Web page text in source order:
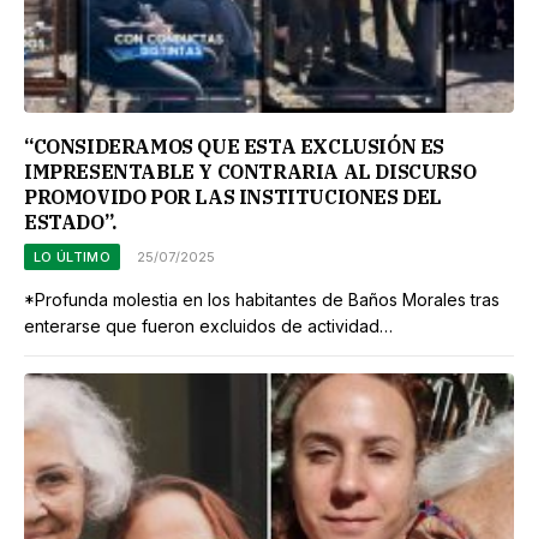
“CONSIDERAMOS QUE ESTA EXCLUSIÓN ES
IMPRESENTABLE Y CONTRARIA AL DISCURSO
PROMOVIDO POR LAS INSTITUCIONES DEL
ESTADO”.
LO ÚLTIMO 25/07/2025
*Profunda molestia en los habitantes de Baños Morales tras
enterarse que fueron excluidos de actividad…